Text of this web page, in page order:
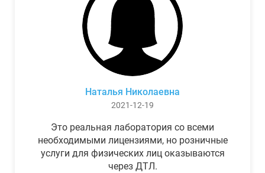
Наталья Николаевна
2021-12-19
Это реальная лаборатория со всеми
необходимыми лицензиями, но розничные
услуги для физических лиц оказываются
через ДТЛ.